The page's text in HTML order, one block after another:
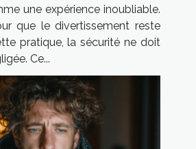
une expérience inoubliable.
que le divertissement reste
pratique, la sécurité ne doit
Ce...